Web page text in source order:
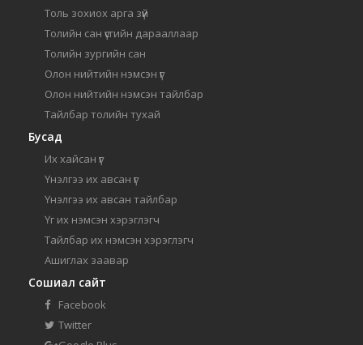
Толь зохиох арга зүй
Толийн сан үсгийн дарааллаар
Толийн зургийн сан
Олон нийтийн нэмсэн үг
Олон нийтийн нэмсэн тайлбар
Тайлбар толийн тухай
Бусад
Их хайсан үг
Үнэлгээ их авсан үг
Үнэлгээ их авсан тайлбар
Үг их нэмсэн хэрэглэгч
Тайлбар их нэмсэн хэрэглэгч
Ашиглах заавар
Сошиал сайт
Facebook
Twitter